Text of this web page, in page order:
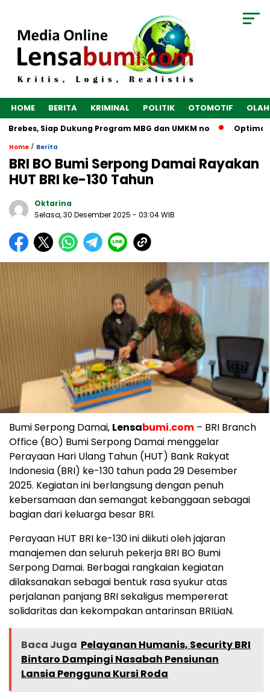
HOME BERITA KRIMINAL POLITIK OTOMOTIF
Siap Dukung Program MBG dan UMKM no
Home / Berita
BRI BO Bumi Serpong Damai Rayakan
HUT BRI ke-130 Tahun
Oktarina
Selasa, 30 Desember 2025 - 03:04 WIB
Bumi Serpong Damai, Lensabumi.com – BRI Branch
Office (BO) Bumi Serpong Damai menggelar
Perayaan Hari Ulang Tahun (HUT) Bank Rakyat
Indonesia (BRI) ke-130 tahun pada 29 Desember
2025. Kegiatan ini berlangsung dengan penuh
kebersamaan dan semangat kebanggaan sebagai
bagian dari keluarga besar BRI.
Perayaan HUT BRI ke-130 ini diikuti oleh jajaran
manajemen dan seluruh pekerja BRI BO Bumi
Serpong Damai. Berbagai rangkaian kegiatan
dilaksanakan sebagai bentuk rasa syukur atas
perjalanan panjang BRI sekaligus mempererat
solidaritas dan kekompakan antarinsan BRILiaN.
Baca Juga Pelayanan Humanis, Security BRI
Bintaro Dampingi Nasabah Pensiunan
Lansia Pengguna Kursi Roda